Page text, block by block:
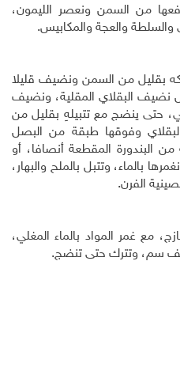
من السمن ونعصر الليمون،
والسلطة والعجة والمكابيس.
بقليل من السمن ونضيف قليلا
نضيف البقلاي المقلية، ونضيف
حتى ينضج مع تتبيلهِ بقليل من
وفوقها طبقة من البصل
البندورة المقطعة أنصافا، أو
بالماء، وتتبل بالملح والبهار،
الفرن.
مع غمر المواد بالماء المغلي،
سم، وتترك حتى تنضج.